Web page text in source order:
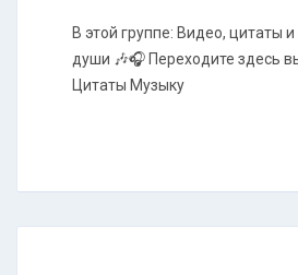
В этой группе: Видео, цитаты
души 🎶🎧 Переходите здесь
Цитаты Музыку